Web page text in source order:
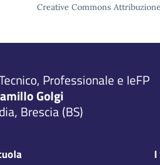
Creative Commons
Professionale e IeFP
Golgi
Brescia (BS)
I